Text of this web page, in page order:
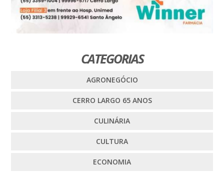
CATEGORIAS
AGRONEGÓCIO
CERRO LARGO 65 ANOS
CULINÁRIA
CULTURA
ECONOMIA